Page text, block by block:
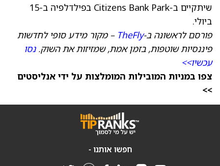
שיתקיים ב-Citizens Bank Park בפילדלפיה ב-15
ביולי.
פורסם לראשונה ב-TheFly – מקור מידע סופי לחדשות
פיננסיות שוטפות, בזמן אמת, שמזיזות את השוק.נסו
עכשיו>>
צפו במניות המובילות המומלצות על ידי אנליסטים
>>
חפשו אותנו -